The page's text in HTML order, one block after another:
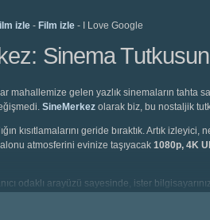
izle - Film izle - I Love Google
Sinema
mahallemize gelen yazlık sinemaların tahta
SineMerkez olarak biz, bu nostaljik
kısıtlamalarını geride bıraktık. Artık
atmosferini evinize taşıyacak 1080p, 4K
odaklı arayüzü sayesinde, ister